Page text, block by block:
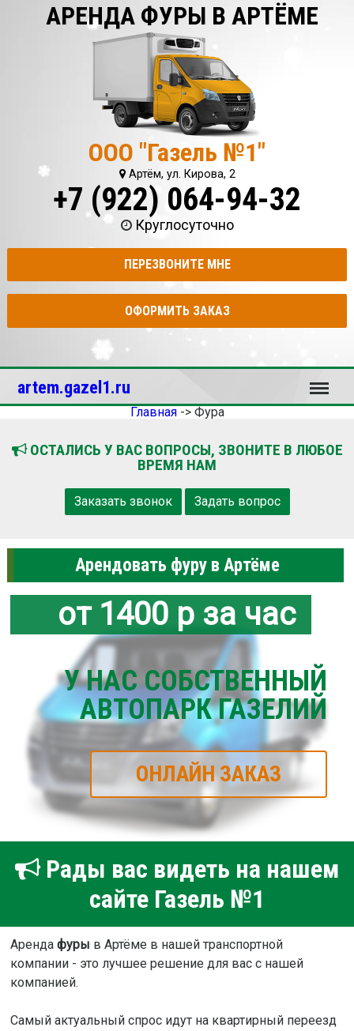
АРЕНДА ФУРЫ В АРТЁМЕ
ООО "Газель №1"
Артём, ул. Кирова, 2
+7 (922) 064-94-32
Круглосуточно
ПЕРЕЗВОНИТЕ МНЕ
ОФОРМИТЬ ЗАКАЗ
artem.gazel1.ru Меню
Главная-> Фура
ОСТАЛИСЬ У ВАС ВОПРОСЫ, ЗВОНИТЕ В ЛЮБОЕ
ВРЕМЯ НАМ
Заказать звонок Задать вопрос
Арендовать фуру в Артёме
от 1400 р за час
У НАС СОБСТВЕННЫЙ
АВТОПАРК ГАЗЕЛИЙ
ОНЛАЙН ЗАКАЗ
Рады вас видеть на нашем
сайте Газель №1
Аренда фуры в Артёме в нашей транспортной
компании - это лучшее решение для вас с нашей
компанией.
Самый актуальный спрос идут на квартирный переезд